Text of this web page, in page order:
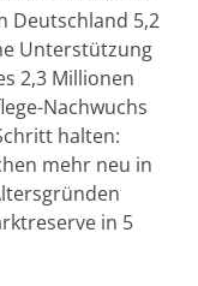
Deutschland 5,2
Unterstützung
2,3 Millionen
Nachwuchs
halten:
mehr neu in
in 5